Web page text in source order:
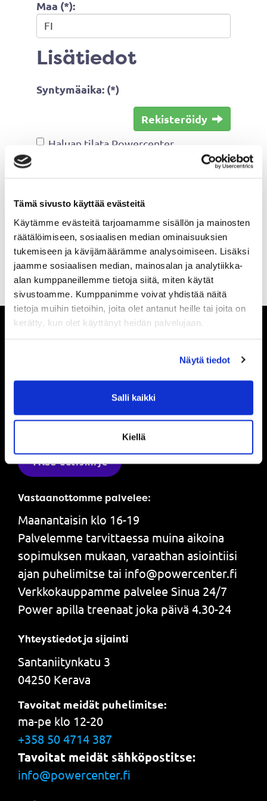
Tämä sivusto käyttää evästeitä
Käytämme evästeitä tarjoamamme sisällön ja mainosten
räätälöimiseen, sosiaalisen median ominaisuuksien
tukemiseen ja kävijämäärämme analysoimiseen. Lisäksi
jaamme sosiaalisen median, mainosalan ja analytiikka-
alan kumppaneillemme tietoja siitä, miten käytät
sivustoamme. Kumppanimme voivat yhdistää näitä
tietoja muihin tietoihin, joita olet antanut heille tai joita on
kerätty, kun olet käyttänyt heidän palvelujaan.
Näytä tiedot
Salli kaikki
Kiellä
Maa (*):
Lisätiedot
Syntymäaika: (*)
Rekisteröidy
Haluan tilata Powercenter
(*) Tieto on pakollinen
tarjouksemme.
Tilaa uutiskirje
Vastaanottomme palvelee:
Maanantaisin klo 16-19
Palvelemme tarvittaessa muina aikoina
sopimuksen mukaan, varaathan asiointiisi
ajan puhelimitse tai info@powercenter.fi
Verkkokauppamme palvelee Sinua 24/7
Power apilla treenaat joka päivä 4.30-24
Yhteystiedot ja sijainti
Santaniitynkatu 3
04250 Kerava
Tavoitat meidät puhelimitse:
ma-pe klo 12-20
+358 50 4714 387
Tavoitat meidät sähköpostitse:
info@powercenter.fi